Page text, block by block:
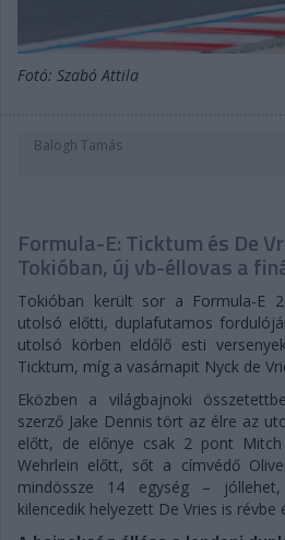
Fotó: Szabó Attila
Balogh Tamás
Formula-E: Ticktum és De
Tokióban, új vb-éllovas a
Tokióban került sor a Formula-E
utolsó előtti, duplafutamos
utolsó körben eldőlő esti
Ticktum, míg a vasárnapit Nyck de
Eközben a világbajnoki
szerző Jake Dennis tört az élre az
előtt, de előnye csak 2 pont
Wehrlein előtt, sőt a címvédő
mindössze 14 egység –
kilencedik helyezett De Vries is révbe